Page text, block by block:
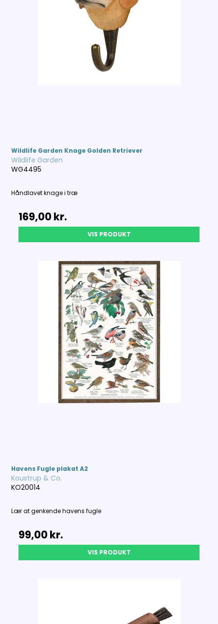
Wildlife Garden Knage Golden Retriever
Wildlife Garden
WG4495
Håndlavet knage i træ
169,00 kr.
VIS PRODUKT
Havens Fugle plakat A2
Koustrup & Co.
KO20014
Lær at genkende havens fugle
99,00 kr.
VIS PRODUKT